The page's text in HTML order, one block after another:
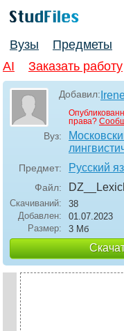
Вузы Предметы
AI
Заказать работу
Добавил:
права?
Вуз:
Предмет: Русский
Файл:
Скачиваний:
38
Добавлен:
01.07.2023
Размер:
3 Мб